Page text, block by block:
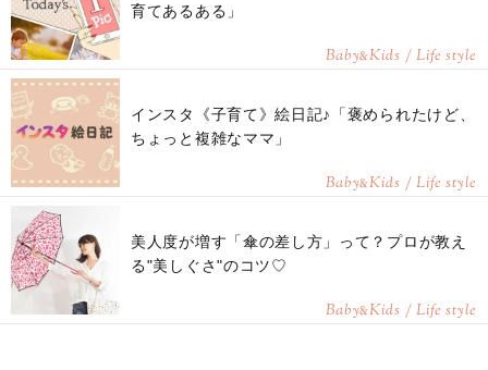
育てあるある」
Baby&Kids / Life style
インスタ《子育て》絵日記♪「褒められたけど、
ちょっと複雑なママ」
Baby&Kids / Life style
美人度が増す「傘の差し方」って？プロが教え
る"美しぐさ"のコツ♡
Baby&Kids / Life style